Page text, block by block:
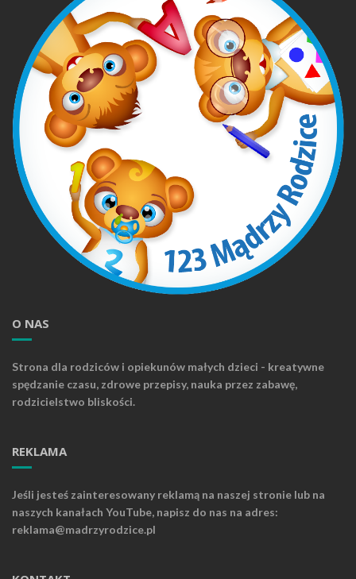
O NAS
Strona dla rodziców i opiekunów małych dzieci - kreatywne
spędzanie czasu, zdrowe przepisy, nauka przez zabawę,
rodzicielstwo bliskości.
REKLAMA
Jeśli jesteś zainteresowany reklamą na naszej stronie lub na
naszych kanałach YouTube, napisz do nas na adres:
reklama@madrzyrodzice.pl